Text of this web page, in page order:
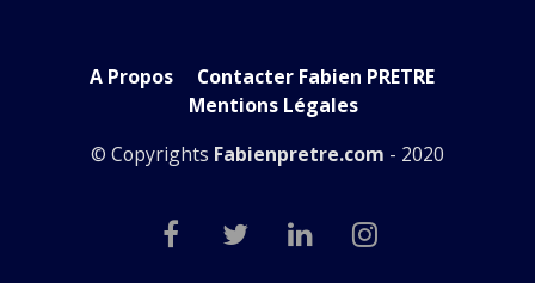
A Propos
Contacter Fabien PRETRE
Mentions Légales
© Copyrights Fabienpretre.com - 2020